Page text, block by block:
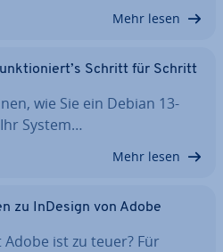
Mehr lesen
Schritt für Schritt
wie Sie ein Debian 13-
System…
Mehr lesen
zu InDesign von Adobe
ist zu teuer? Für